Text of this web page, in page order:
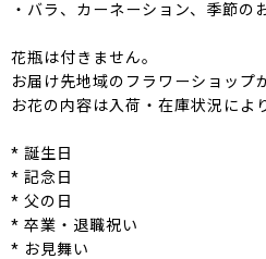
・バラ、カーネーション、季節の
花瓶は付きません。
お届け先地域のフラワーショップ
お花の内容は入荷・在庫状況によ
* 誕生日
* 記念日
* 父の日
* 卒業・退職祝い
* お見舞い